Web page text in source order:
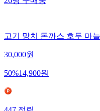
26명구매중
고기 망치 돈까스 호두 마
30,000원
50%14,900원